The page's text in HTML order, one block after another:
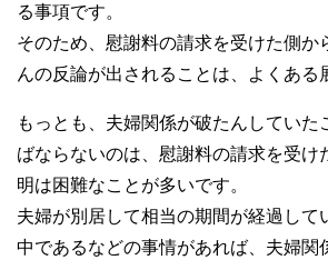
る事項です。
そのため、慰謝料の請求を受けた側か
んの反論が出されることは、よくある
もっとも、夫婦関係が破たんしていた
ばならないのは、慰謝料の請求を受け
明は困難なことが多いです。
夫婦が別居して相当の期間が経過して
中であるなどの事情があれば、夫婦関